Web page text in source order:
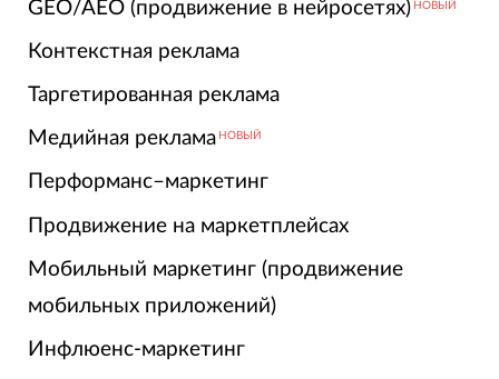
GEO/AEO (продвижение в нейросетях) НОВЫЙ
Контекстная реклама
Таргетированная реклама
Медийная реклама НОВЫЙ
Перформанс–маркетинг
Продвижение на маркетплейсах
Мобильный маркетинг (продвижение
мобильных приложений)
Инфлюенс-маркетинг